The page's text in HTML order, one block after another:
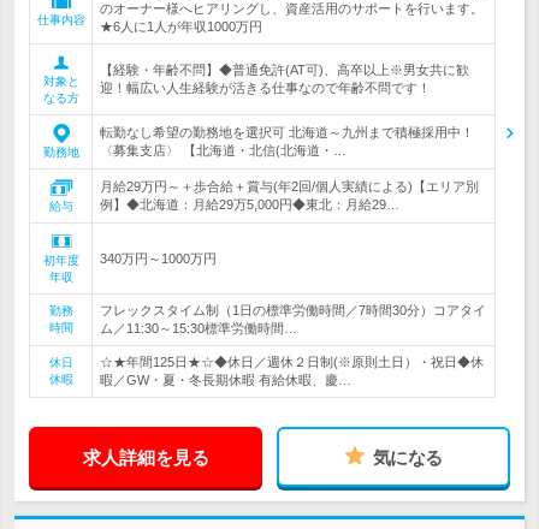
仕事内容
のオーナー様へヒアリングし、資産活用のサポートを行います。
★6人に1人が年収1000万円
対象と
なる方
【経験・年齢不問】◆普通免許(AT可)、高卒以上※男女共に歓
迎！幅広い人生経験が活きる仕事なので年齢不問です！
勤務地
転勤なし希望の勤務地を選択可 北海道～九州まで積極採用中！
〈募集支店〉 【北海道・北信(北海道・…
給与
月給29万円～＋歩合給＋賞与(年2回/個人実績による)【エリア別
例】◆北海道：月給29万5,000円◆東北：月給29…
初年度
年収
340万円～1000万円
勤務
時間
フレックスタイム制（1日の標準労働時間／7時間30分）コアタイ
ム／11:30～15:30標準労働時間…
休日
休暇
☆★年間125日★☆◆休日／週休２日制(※原則土日）・祝日◆休
暇／GW・夏・冬長期休暇 有給休暇、慶…
求人詳細を見る 気になる